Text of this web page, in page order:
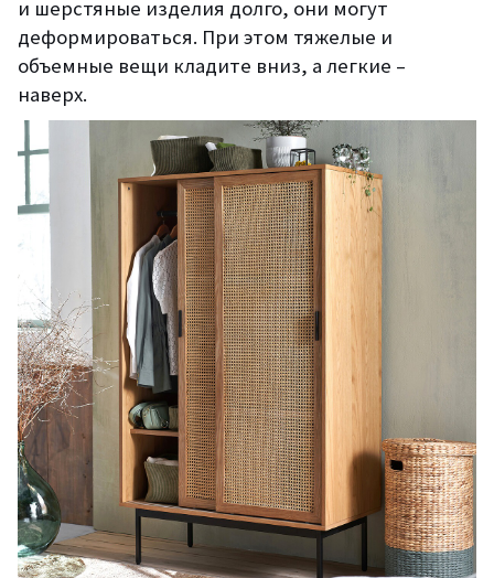
и шерстяные изделия долго, они могут
деформироваться. При этом тяжелые и
объемные вещи кладите вниз, а легкие –
наверх.